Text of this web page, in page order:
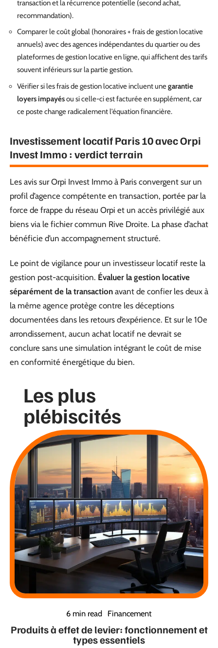
transaction et la récurrence potentielle (second achat,
recommandation).
Comparer le coût global (honoraires + frais de gestion locative
annuels) avec des agences indépendantes du quartier ou des
plateformes de gestion locative en ligne, qui affichent des tarifs
souvent inférieurs sur la partie gestion.
Vérifier si les frais de gestion locative incluent unegarantie
loyers impayésou si celle-ci est facturée en supplément, car
ce poste change radicalement l’équation financière.
Investissement locatif Paris 10 avec Orpi
Invest Immo : verdict terrain
Les avis sur Orpi Invest Immo à Paris convergent sur un
profil d’agence compétente en transaction, portée par la
force de frappe du réseau Orpi et un accès privilégié aux
biens via le fichier commun Rive Droite. La phase d’achat
bénéficie d’un accompagnement structuré.
Le point de vigilance pour un investisseur locatif reste la
gestion post-acquisition. Évaluer la gestion locative
séparément de la transaction avant de confier les deux à
la même agence protège contre les déceptions
documentées dans les retours d’expérience. Et sur le 10e
arrondissement, aucun achat locatif ne devrait se
conclure sans une simulation intégrant le coût de mise
en conformité énergétique du bien.
Les plus
plébiscités
6 min read Financement
Produits à effet de levier: fonctionnement et
types essentiels